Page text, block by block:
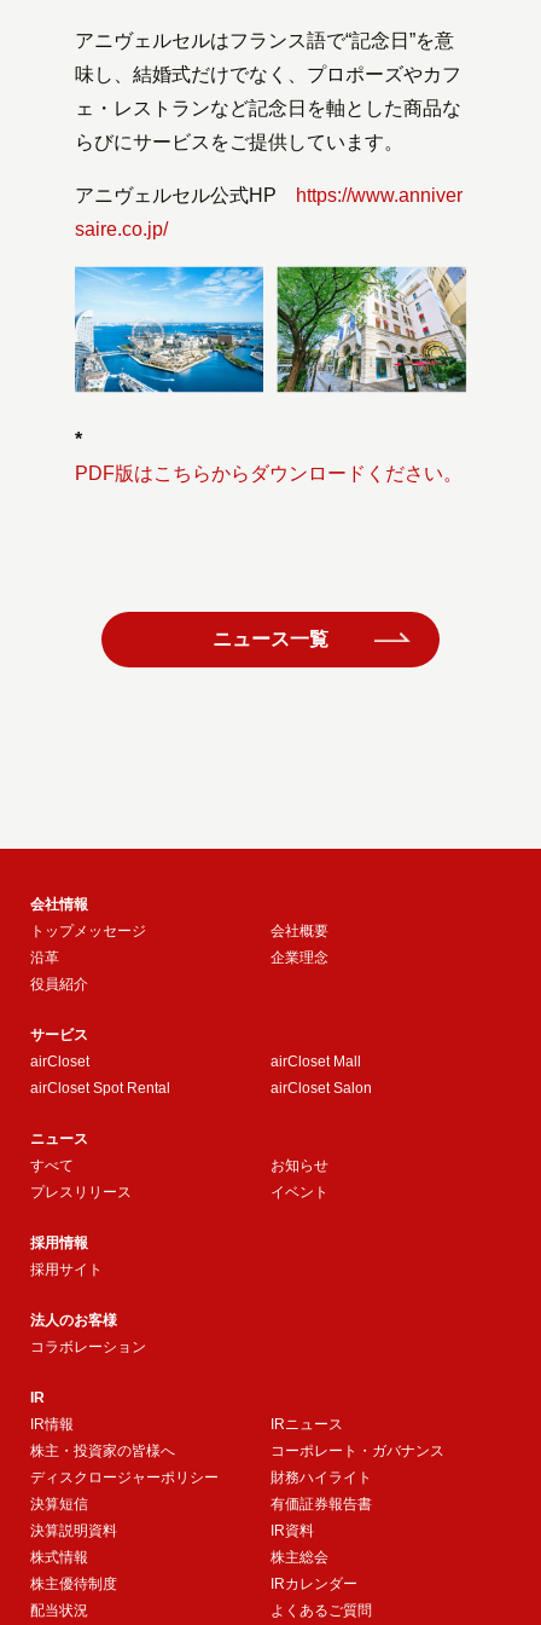
アニヴェルセルはフランス語で“記念日”を意
味し、結婚式だけでなく、プロポーズやカフ
ェ・レストランなど記念日を軸とした商品な
らびにサービスをご提供しています。
アニヴェルセル公式HP
https://www.anniver
saire.co.jp/
*
PDF版はこちらからダウンロードください。
ニュース一覧
会社情報
トップメッセージ
会社概要
沿革
企業理念
役員紹介
サービス
airCloset
airCloset Mall
airCloset Spot Rental
airCloset Salon
ニュース
すべて
お知らせ
プレスリリース
イベント
採用情報
採用サイト
法人のお客様
コラボレーション
IR
IR情報
IRニュース
株主・投資家の皆様へ
コーポレート・ガバナンス
ディスクロージャーポリシー
財務ハイライト
決算短信
有価証券報告書
決算説明資料
IR資料
株式情報
株主総会
株主優待制度
IRカレンダー
配当状況
よくあるご質問